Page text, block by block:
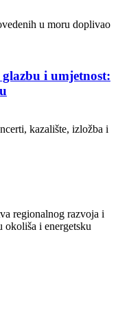
u moru doplivao
i umjetnost:
kazalište, izložba i
regionalnog razvoja i
okoliša i energetsku